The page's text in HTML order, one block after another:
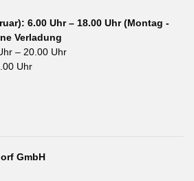
6.00 Uhr – 18.00 Uhr (Montag -
Verladung
– 20.00 Uhr
Uhr
GmbH